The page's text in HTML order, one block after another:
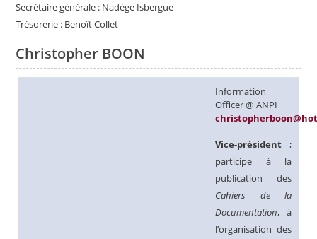
Secrétaire générale : Nadège Isbergue
Trésorerie : Benoît Collet
Christopher BOON
Information
Officer @ ANPI
Vice-président;
participe à la
publication des
Cahiers de la
Documentation, à
l’organisation des